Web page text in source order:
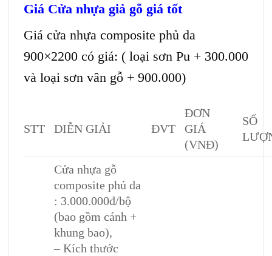
Giá Cửa nhựa giả gỗ giá tốt
Giá cửa nhựa composite phủ da
900×2200 có giá: ( loại sơn Pu + 300.000
và loại sơn vân gỗ + 900.000)
STT DIỄN GIẢI ĐVT
ĐƠN
GIÁ
(VNĐ)
SỐ
Cửa nhựa gỗ
composite phủ da
: 3.000.000đ/bộ
(bao gồm cánh +
khung bao),
– Kích thước